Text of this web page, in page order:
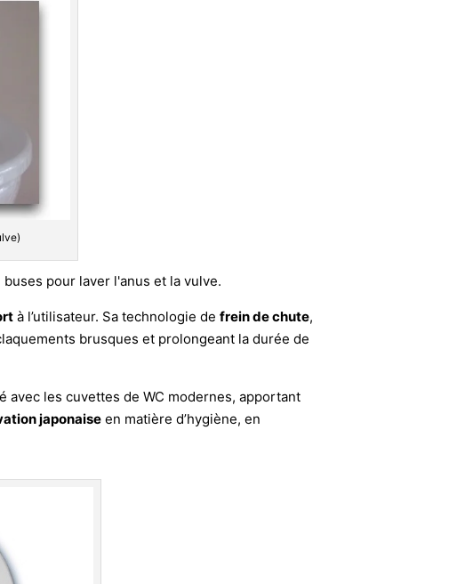
pour laver l'anus et la vulve.
à l’utilisateur. Sa technologie de frein de chute,
brusques et prolongeant la durée de
les cuvettes de WC modernes, apportant
japonaise en matière d’hygiène, en